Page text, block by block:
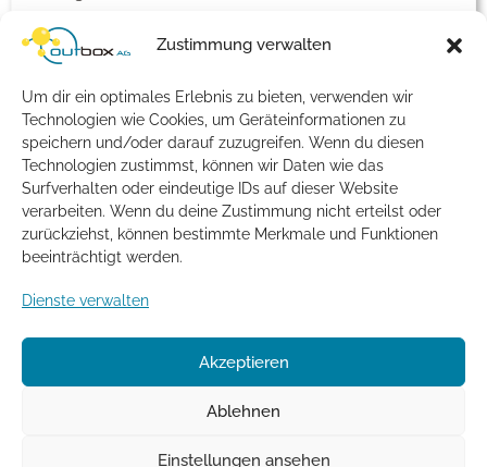
Zustimmung verwalten
Um dir ein optimales Erlebnis zu bieten, verwenden wir
Technologien wie Cookies, um Geräteinformationen zu
speichern und/oder darauf zuzugreifen. Wenn du diesen
Technologien zustimmst, können wir Daten wie das
Surfverhalten oder eindeutige IDs auf dieser Website
verarbeiten. Wenn du deine Zustimmung nicht erteilst oder
zurückziehst, können bestimmte Merkmale und Funktionen
beeinträchtigt werden.
Dienste verwalten
Akzeptieren
Ablehnen
Einstellungen ansehen
Einstellungen für Endkunden
Fax
Netzwerk Konfiguration
Notruf
Rechnungsdaten
SIP-Account - Einstellungen
Tarifmanager
Telefonbucheintrag
Vorabstimmung und Portierung
Fehlersuche